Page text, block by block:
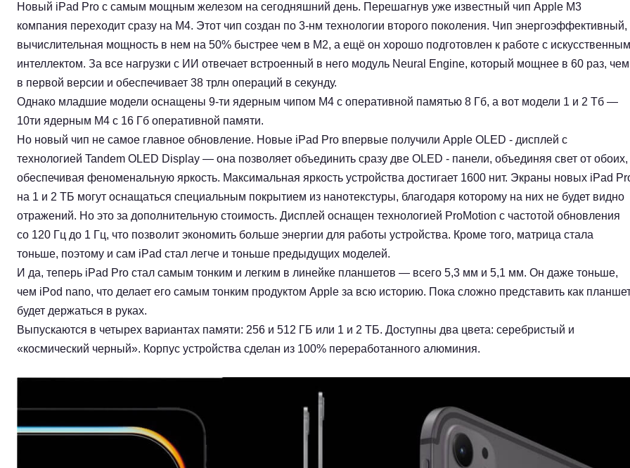
Новый iPad Pro c самым мощным железом на сегодняшний день. Перешагнув уже известный чип Apple M3
компания переходит сразу на M4. Этот чип создан по 3-нм технологии второго поколения. Чип энергоэффективный,
вычислительная мощность в нем на 50% быстрее чем в M2, а ещё он хорошо подготовлен к работе с искусственным
интеллектом. За все нагрузки с ИИ отвечает встроенный в него модуль Neural Engine, который мощнее в 60 раз, чем
в первой версии и обеспечивает 38 трлн операций в секунду.
Однако младшие модели оснащены 9-ти ядерным чипом M4 с оперативной памятью 8 Гб, а вот модели 1 и 2 Тб —
10ти ядерным M4 c 16 Гб оперативной памяти.
Но новый чип не самое главное обновление. Новые iPad Pro впервые получили Apple OLED - дисплей с
технологией Tandem OLED Display — она позволяет объединить сразу две OLED - панели, объединяя свет от обоих,
обеспечивая феноменальную яркость. Максимальная яркость устройства достигает 1600 нит. Экраны новых iPad
на 1 и 2 ТБ могут оснащаться специальным покрытием из нанотекстуры, благодаря которому на них не будет видно
отражений. Но это за дополнительную стоимость. Дисплей оснащен технологией ProMotion с частотой обновления
со 120 Гц до 1 Гц, что позволит экономить больше энергии для работы устройства. Кроме того, матрица стала
тоньше, поэтому и сам iPad стал легче и тоньше предыдущих моделей.
И да, теперь iPad Pro стал самым тонким и легким в линейке планшетов — всего 5,3 мм и 5,1 мм. Он даже тоньше,
чем iPod nano, что делает его самым тонким продуктом Apple за всю историю. Пока сложно представить как
будет держаться в руках.
Выпускаются в четырех вариантах памяти: 256 и 512 ГБ или 1 и 2 ТБ. Доступны два цвета: серебристый и
«космический черный». Корпус устройства сделан из 100% переработанного алюминия.